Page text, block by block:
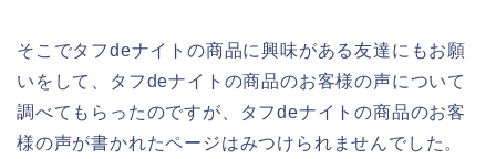
そこでタフdeナイトの商品に興味がある友達にもお願
いをして、タフdeナイトの商品のお客様の声について
調べてもらったのですが、タフdeナイトの商品のお客
様の声が書かれたページはみつけられませんでした。